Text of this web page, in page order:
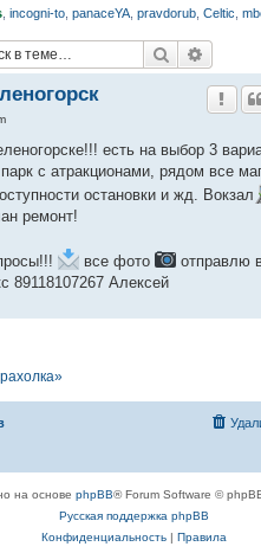
incogni-to panaceYA pravdorub Celtic
Поиск
есть на выбор 3
с атракционами, рядом все
остановки и жд. Вокзал
ремонт!
все фото
отправлю
89118107267 Алексей
на основе phpBB® Forum Software ©
Русская поддержка phpBB
Конфиденциальность | Правила